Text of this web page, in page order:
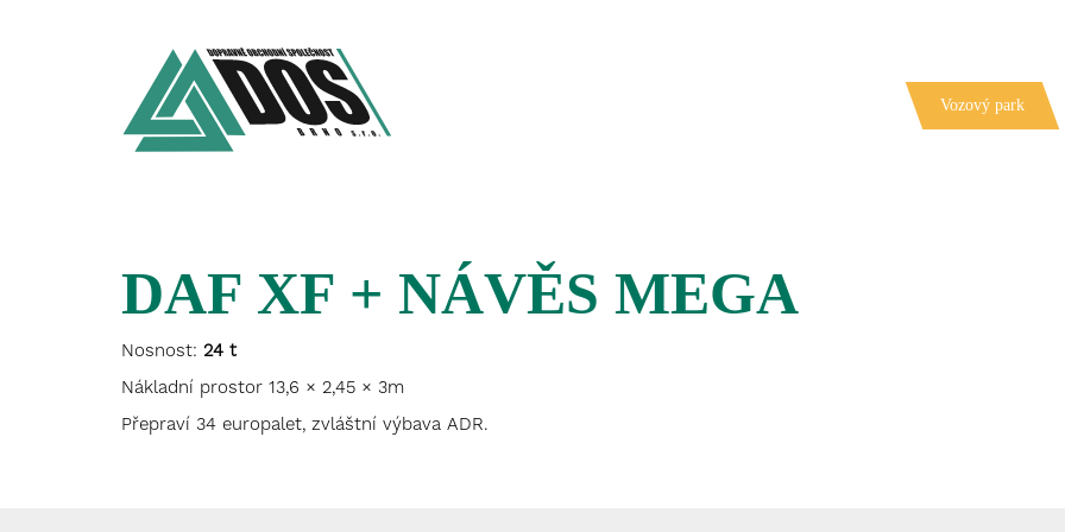
Vozový park
DAF XF + NÁVĚS MEGA
Nosnost: 24 t
Nákladní prostor 13,6 × 2,45 × 3m
Přepraví 34 europalet, zvláštní výbava ADR.